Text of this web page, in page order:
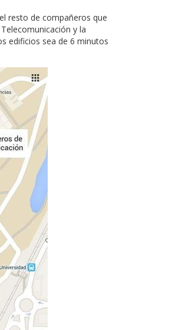
resto de compañeros que
y la
edificios sea de 6 minutos